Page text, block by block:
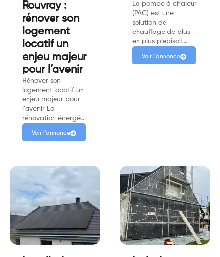
Rouvray :
rénover son
logement
locatif un
enjeu majeur
pour l’avenir
Rénover son
logement locatif un
enjeu majeur pour
l’avenir La
rénovation énergé…
Voir l'annonce
La pompe à chaleur
(PAC) est une
solution de
chauffage de plus
en plus plébiscit…
Voir l'annonce